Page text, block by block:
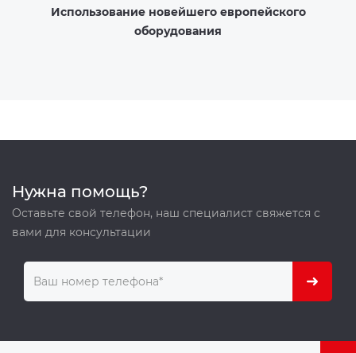
Использование новейшего европейского
оборудования
Нужна помощь?
Оставьте свой телефон, наш специалист свяжется с
вами для консультации